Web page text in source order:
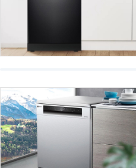
nguyên sinh ATTP, đây là
thực phẩm của Quốc Gia.
Sử dụng máy làm rau mầm
có thể sử dụng được rau
loại rau mầm khác nhau như